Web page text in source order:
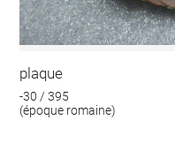
plaque
-30 / 395
(époque romaine)